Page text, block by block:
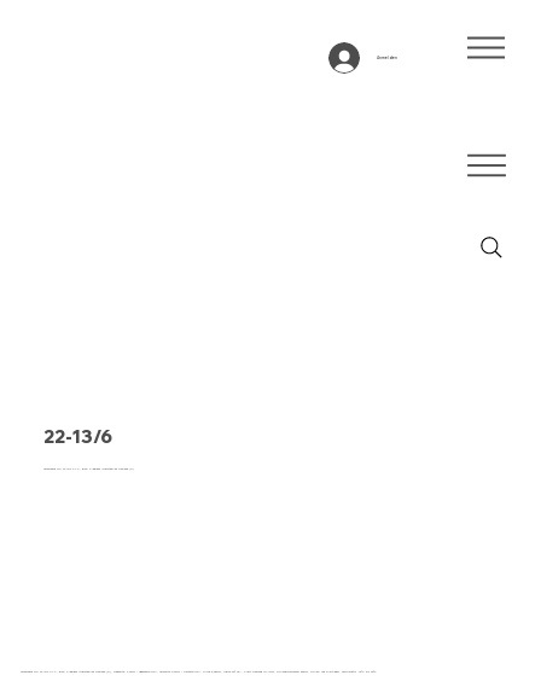
Anmelden
22-13/6
Förderband Typ 22-13/6 PVC, grün, 2-lagiges querstabiles Gewebe (R)
Förderband Typ 22-13/6 PVC, grün, 2-lagiges querstabiles Gewebe (R), Tragseite: 2,0mm + Sägezahnprofil, Laufseite 0,6mm + Rautenprofil, Dicke 5,35mm, Härte 60° ShA, Kraft-Dehnung 10N/mm, Rollendurchmesser 80mm, Rollen- und Gleitlager, Temperatur -15°C bis 90°C